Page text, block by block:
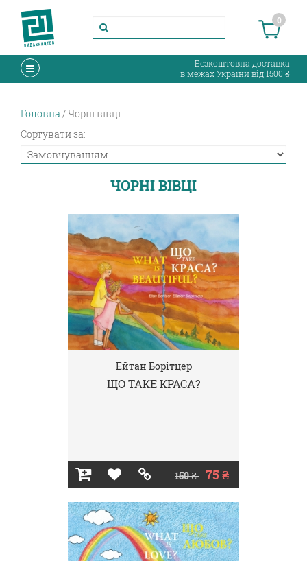
0
Безкоштовна доставка
в межах України від 1500 ₴
Головна Чорні вівці
Сортувати за:
ЧОРНІ ВІВЦІ
Ейтан Борітцер
ЩО ТАКЕ КРАСА?
150 ₴ 75 ₴